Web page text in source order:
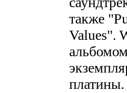
также
Values".
платины.